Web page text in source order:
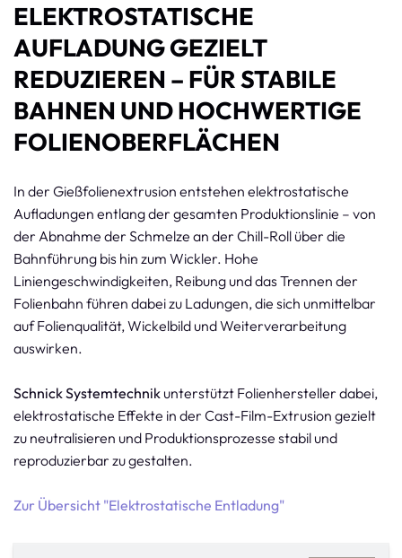
ELEKTROSTATISCHE
AUFLADUNG GEZIELT
REDUZIEREN – FÜR STABILE
BAHNEN UND HOCHWERTIGE
FOLIENOBERFLÄCHEN
In der Gießfolienextrusion entstehen elektrostatische
Aufladungen entlang der gesamten Produktionslinie – von
der Abnahme der Schmelze an der Chill-Roll über die
Bahnführung bis hin zum Wickler. Hohe
Liniengeschwindigkeiten, Reibung und das Trennen der
Folienbahn führen dabei zu Ladungen, die sich unmittelbar
auf Folienqualität, Wickelbild und Weiterverarbeitung
auswirken.
Schnick Systemtechnik unterstützt Folienhersteller dabei,
elektrostatische Effekte in der Cast-Film-Extrusion gezielt
zu neutralisieren und Produktionsprozesse stabil und
reproduzierbar zu gestalten.
Zur Übersicht "Elektrostatische Entladung"